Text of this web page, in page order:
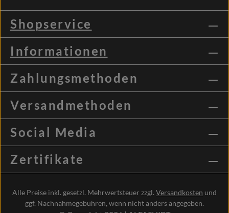
Shopservice
Informationen
Zahlungsmethoden
Versandmethoden
Social Media
Zertifikate
Alle Preise inkl. gesetzl. Mehrwertsteuer zzgl. Versandkosten und
ggf. Nachnahmegebühren, wenn nicht anders angegeben.